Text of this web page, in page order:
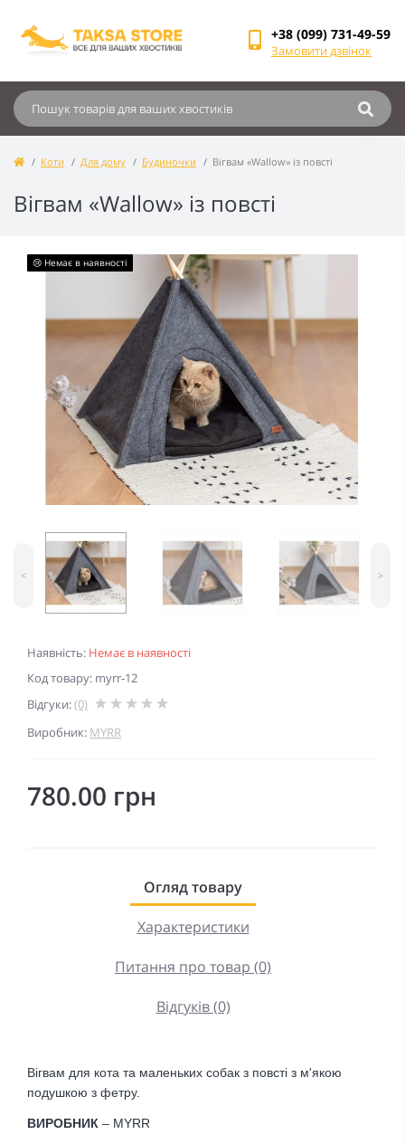
+38 (099) 731-49-59
Замовити дзвінок
Коти Для дому Будиночки Вігвам «Wallow» із повсті
Вігвам «Wallow» із повсті
Наявність: Немає в наявності
Код товару: myrr-12
Відгуки:(0)
Виробник: MYRR
😢 Немає в наявності
< >
780.00 грн
Огляд товару
Характеристики
Питання про товар (0)
Відгуків (0)
Вігвам для кота та маленьких собак з повсті з м'якою
подушкою з фетру.
ВИРОБНИК – MYRR